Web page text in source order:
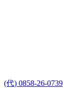
(代) 0858-26-0739